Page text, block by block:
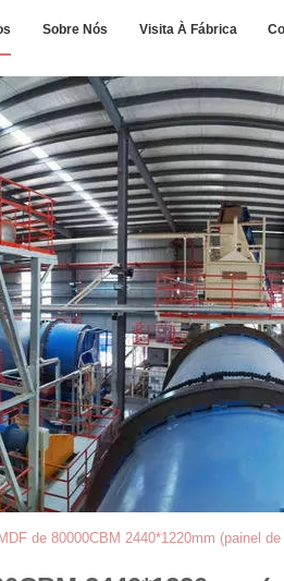
Sobre Nós Visita À Fábrica
de 80000CBM 2440*1220mm (painel